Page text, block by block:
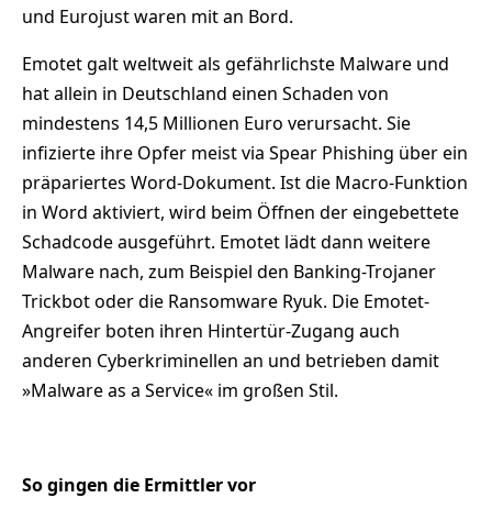
und Eurojust waren mit an Bord.
Emotet galt weltweit als gefährlichste Malware und
hat allein in Deutschland einen Schaden von
mindestens 14,5 Millionen Euro verursacht. Sie
infizierte ihre Opfer meist via Spear Phishing über ein
präpariertes Word-Dokument. Ist die Macro-Funktion
in Word aktiviert, wird beim Öffnen der eingebettete
Schadcode ausgeführt. Emotet lädt dann weitere
Malware nach, zum Beispiel den Banking-Trojaner
Trickbot oder die Ransomware Ryuk. Die Emotet-
Angreifer boten ihren Hintertür-Zugang auch
anderen Cyberkriminellen an und betrieben damit
»Malware as a Service« im großen Stil.
So gingen die Ermittler vor